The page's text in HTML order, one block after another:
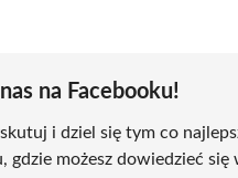
na Facebooku!
i dziel się tym co
gdzie możesz dowiedzieć